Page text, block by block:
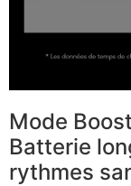
Mode
Batterie
rythmes